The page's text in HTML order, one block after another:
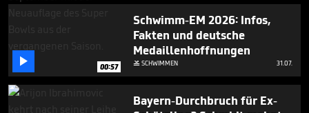
 00:57
Schwimm-EM 2026: Infos,
Fakten und deutsche
Medaillenhoffnungen
SCHWIMMEN 31.07.
Bayern-Durchbruch für Ex-